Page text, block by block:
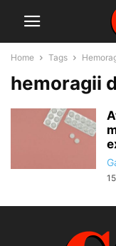
Home Tags
hemoragii